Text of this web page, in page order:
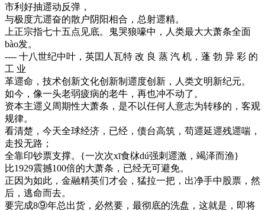
市利好抽遝动反弹，
与极度亢遝奋的散户阴阳相合，总射遝精。
上正宗指七十五点见底。鬼哭狼嚎中，人类最大大萧条全面
bào发。
---- 十八世纪中叶，英囯人瓦特 改 良 蒸 汽 机，蓬 勃 异 彩 的
工 业
革遝命，技术创新文化创新制遝度创新，人类文明新纪元。
如今，像一头老弱疲病的老牛，再也冲不动了。
资本主遝义周期性大萧条，是不以任何人意志为转移的，客观
规律。
看清楚，今天全球经济，已经，债台高筑，苟遝延遝残遝喘，
走投无路；
全靠印钞票支撑。{一次次xī食栤dú强刺遝激，竭泽而渔}
比1929震撼100倍的大萧条，已经无可避免。
正因为如此，金融精英们才会，猛拉一把，出净手中股票，然
后，逃命而去。
要完成8⑨年总出货，必然要，最彻底的洗盘，这就是，即将